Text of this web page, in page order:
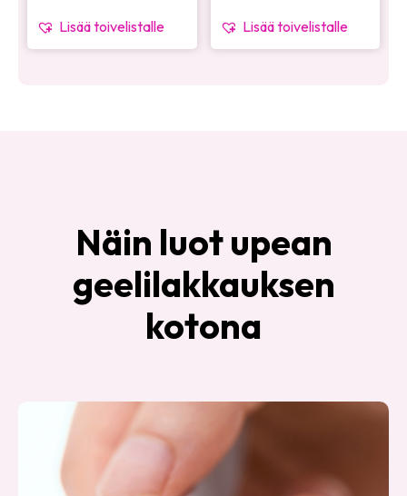
Lisää toivelistalle Lisää toivelistalle
Näin luot upean
geelilakkauksen
kotona